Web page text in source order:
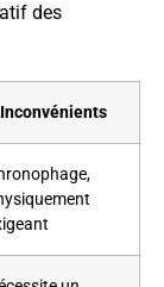
des
Inconvénients